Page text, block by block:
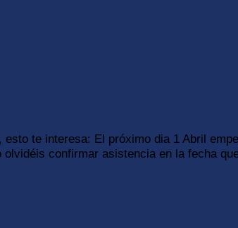
te interesa: El próximo dia 1 Abril
confirmar asistencia en la fecha